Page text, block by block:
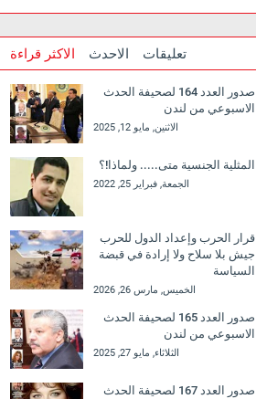
الاكثر قراءة الاحدث تعليقات
صدور العدد 164 لصحيفة الحدث
الاسبوعي من لندن
الاثنين, مايو 12, 2025
المثلية الجنسية متى..... ولماذا!؟
الجمعة, فبراير 25, 2022
قرار الحرب وإعداد الدول للحرب
جيش بلا سلاح ولا إرادة في قبضة
السياسة
الخميس, مارس 26, 2026
صدور العدد 165 لصحيفة الحدث
الاسبوعي من لندن
الثلاثاء, مايو 27, 2025
صدور العدد 167 لصحيفة الحدث